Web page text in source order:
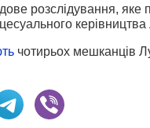
розслідування, яке
чотирьох мешканців